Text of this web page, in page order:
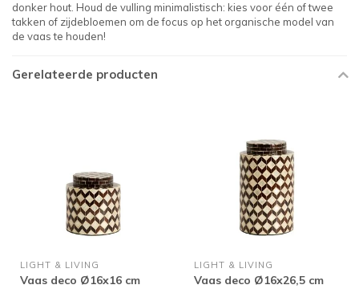
donker hout. Houd de vulling minimalistisch: kies voor één of twee
takken of zijdebloemen om de focus op het organische model van
de vaas te houden!
Gerelateerde producten
LIGHT & LIVING
Vaas deco Ø16x16 cm
LIGHT & LIVING
Vaas deco Ø16x26,5 cm